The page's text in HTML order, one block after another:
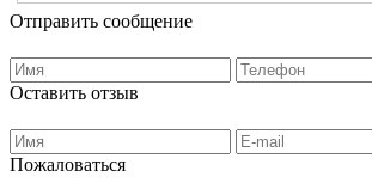
Отправить сообщение
Оставить отзыв
Пожаловаться